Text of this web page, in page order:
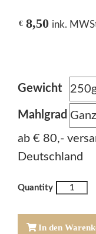
€8,50 ink.
Gewicht
Mahlgrad
ab € 80,-
Deutschland
Sul
In den